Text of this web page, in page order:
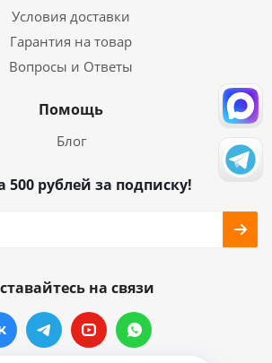
Условия доставки
Гарантия на товар
Вопросы и Ответы
Помощь
Блог
500 рублей за подписку!
на связи